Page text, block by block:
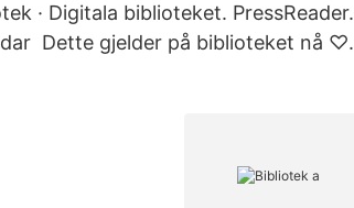
· Digitala biblioteket. PressReader.
Dette gjelder på biblioteket nå ♡.